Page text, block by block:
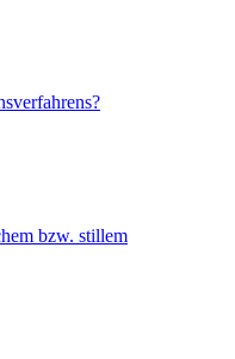
bzw. stillem